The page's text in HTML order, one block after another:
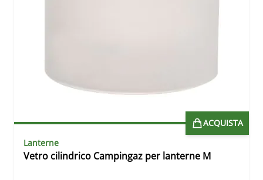
ACQUISTA
Lanterne
Vetro cilindrico Campingaz per lanterne M